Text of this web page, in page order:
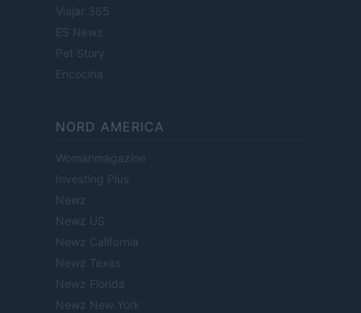
Viajar 365
ES Newz
Pet Story
Encocina
NORD AMERICA
Womanmagazine
Investing Plus
Newz
Newz US
Newz California
Newz Texas
Newz Florida
Newz New York